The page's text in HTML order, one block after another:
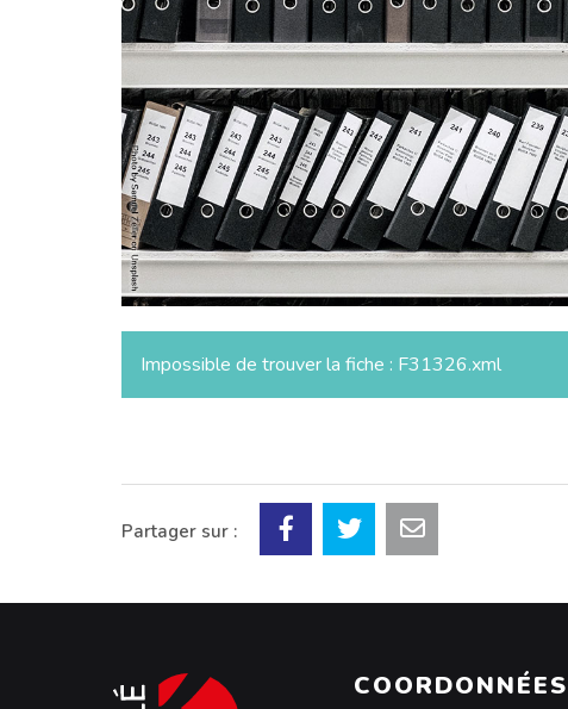
Impossible de trouver la fiche : F31326.xml
Partager sur :
COORDONNÉES